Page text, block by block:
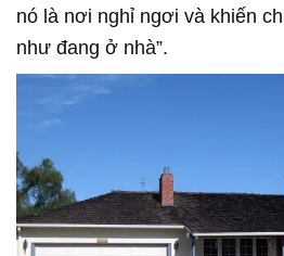
nó là nơi nghỉ ngơi và khiến
như đang ở nhà”.